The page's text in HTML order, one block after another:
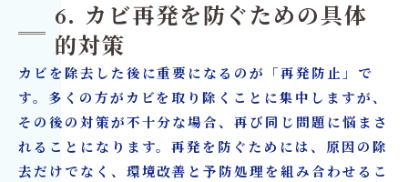
6. カビ再発を防ぐための具体
的対策
カビを除去した後に重要になるのが「再発防止」で
す。多くの方がカビを取り除くことに集中しますが、
その後の対策が不十分な場合、再び同じ問題に悩まさ
れることになります。再発を防ぐためには、原因の除
去だけでなく、環境改善と予防処理を組み合わせるこ